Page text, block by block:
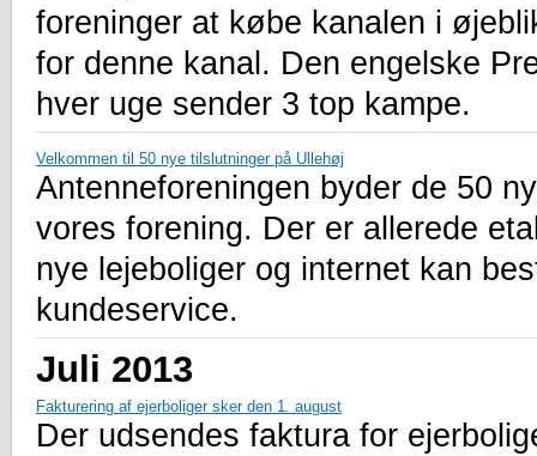
foreninger at købe kanalen i
for denne kanal. Den engelske
hver uge sender 3 top kampe.
Velkommen til 50 nye tilslutninger på Ullehøj
Antenneforeningen byder de 50
vores forening. Der er allerede
nye lejeboliger og internet kan
kundeservice.
Juli 2013
Fakturering af ejerboliger sker den 1. august
Der udsendes faktura for